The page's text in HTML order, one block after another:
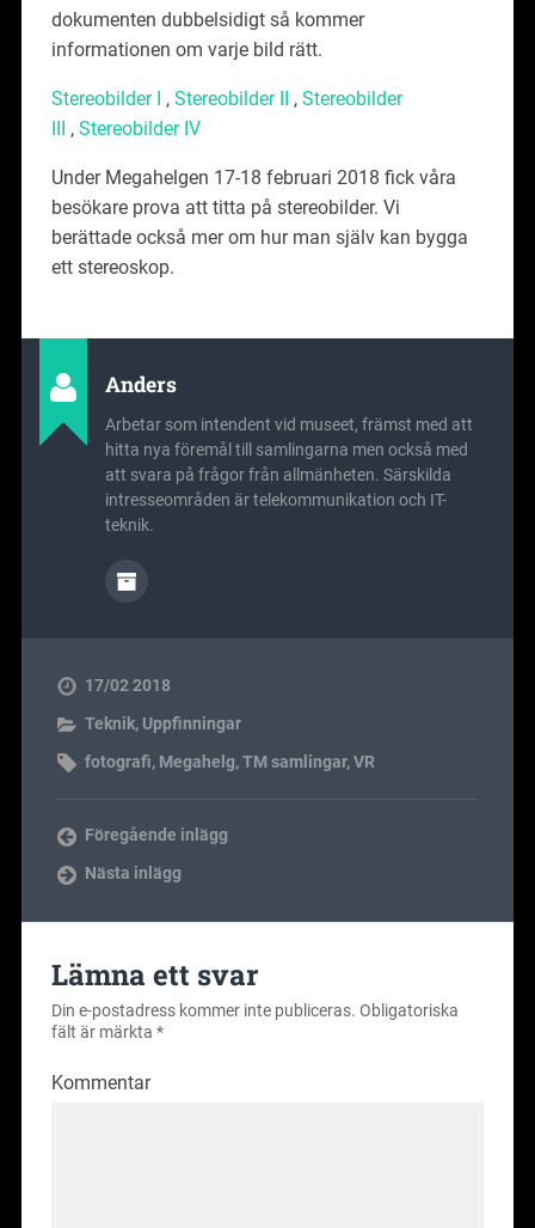
dokumenten dubbelsidigt så kommer
informationen om varje bild rätt.
Stereobilder I , Stereobilder II , Stereobilder
III , Stereobilder IV
Under Megahelgen 17-18 februari 2018 fick våra
besökare prova att titta på stereobilder. Vi
berättade också mer om hur man själv kan bygga
ett stereoskop.
Anders
Arbetar som intendent vid museet, främst med att
hitta nya föremål till samlingarna men också med
att svara på frågor från allmänheten. Särskilda
intresseområden är telekommunikation och IT-
teknik.
17/02 2018
Teknik, Uppfinningar
fotografi, Megahelg,TM samlingar,VR
Föregående inlägg
Nästa inlägg
Lämna ett svar
Din e-postadress kommer inte publiceras. Obligatoriska
fält är märkta *
Kommentar